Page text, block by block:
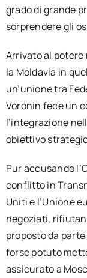
grado di grande
sorprendere gli
Arrivato al potere
la Moldavia in
un’unione tra
Voronin fece un
l’integrazione
obiettivo
Pur accusando
conflitto in
Uniti e l’Unione
negoziati,
proposto da
forse potuto
assicurato a